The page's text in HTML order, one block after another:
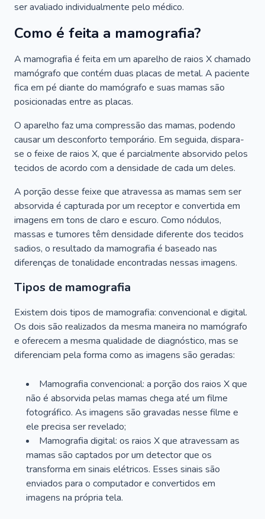
ser avaliado individualmente pelo médico.
Como é feita a mamografia?
A mamografia é feita em um aparelho de raios X chamado
mamógrafo que contém duas placas de metal. A paciente
fica em pé diante do mamógrafo e suas mamas são
posicionadas entre as placas.
O aparelho faz uma compressão das mamas, podendo
causar um desconforto temporário. Em seguida, dispara-
se o feixe de raios X, que é parcialmente absorvido pelos
tecidos de acordo com a densidade de cada um deles.
A porção desse feixe que atravessa as mamas sem ser
absorvida é capturada por um receptor e convertida em
imagens em tons de claro e escuro. Como nódulos,
massas e tumores têm densidade diferente dos tecidos
sadios, o resultado da mamografia é baseado nas
diferenças de tonalidade encontradas nessas imagens.
Tipos de mamografia
Existem dois tipos de mamografia: convencional e digital.
Os dois são realizados da mesma maneira no mamógrafo
e oferecem a mesma qualidade de diagnóstico, mas se
diferenciam pela forma como as imagens são geradas:
Mamografia convencional: a porção dos raios X que
não é absorvida pelas mamas chega até um filme
fotográfico. As imagens são gravadas nesse filme e
ele precisa ser revelado;
Mamografia digital: os raios X que atravessam as
mamas são captados por um detector que os
transforma em sinais elétricos. Esses sinais são
enviados para o computador e convertidos em
imagens na própria tela.